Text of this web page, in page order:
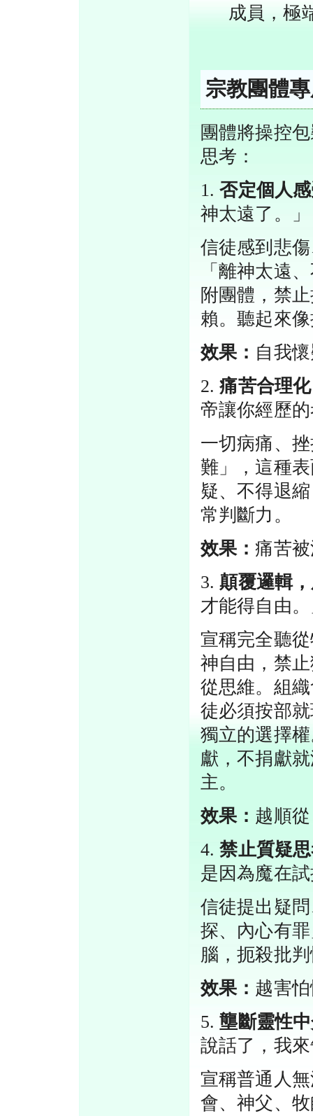
成員，極
宗教團體
團體將操控
思考：
1.否定個人
神太遠了。」
信徒感到悲
「離神太遠
附團體，禁
賴。聽起來
效果： 自我
2.痛苦合理
帝讓你經歷
一切病痛、
難」，這種
疑、不得退
常判斷力。
效果：痛苦
3.顛覆邏輯
才能得自由
宣稱完全聽
神自由，禁
從思維。組
徒必須按部
獨立的選擇
獻，不捐獻
主。
效果： 越順
4.禁止質疑
是因為魔在
信徒提出疑
探、內心有
腦，扼殺批
效果： 越害
5.壟斷靈性
說話了，我
宣稱普通人
會、神父、